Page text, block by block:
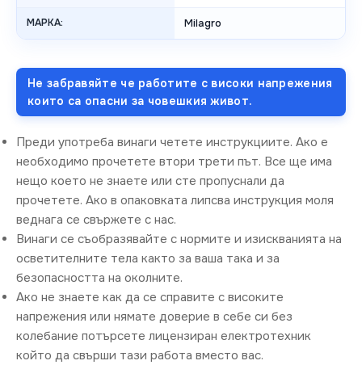
МАРКА: Milagro
Не забравяйте че работите с високи напрежения
които са опасни за човешкия живот.
Преди употреба винаги четете инструкциите. Ако е
необходимо прочетете втори трети път. Все ще има
нещо което не знаете или сте пропуснали да
прочетете. Ако в опаковката липсва инструкция моля
веднага се свържете с нас.
Винаги се съобразявайте с нормите и изискванията на
осветителните тела както за ваша така и за
безопасността на околните.
Ако не знаете как да се справите с високите
напрежения или нямате доверие в себе си без
колебание потърсете лицензиран електротехник
който да свърши тази работа вместо вас.